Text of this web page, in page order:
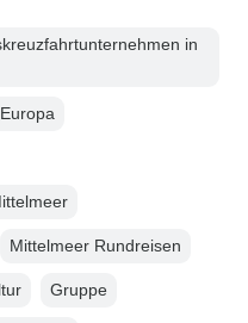
in
Mittelmeer Rundreisen
Gruppe